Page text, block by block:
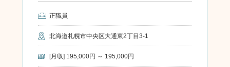
正職員
北海道札幌市中央区大通東2丁目3-1
[月収] 195,000円 ～ 195,000円